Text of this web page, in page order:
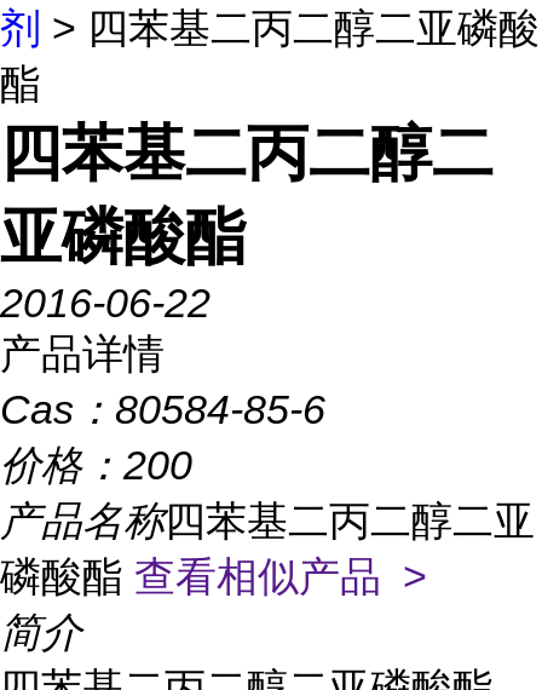
剂 > 四苯基二丙二醇二亚磷酸
酯
四苯基二丙二醇二
亚磷酸酯
2016-06-22
产品详情
Cas： 80584-85-6
价格： 200
产品名称四苯基二丙二醇二亚
磷酸酯 查看相似产品 >
简介